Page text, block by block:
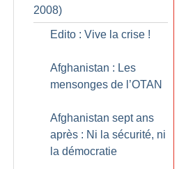
2008)
Edito : Vive la crise !
Afghanistan : Les
mensonges de l’OTAN
Afghanistan sept ans
après : Ni la sécurité, ni
la démocratie